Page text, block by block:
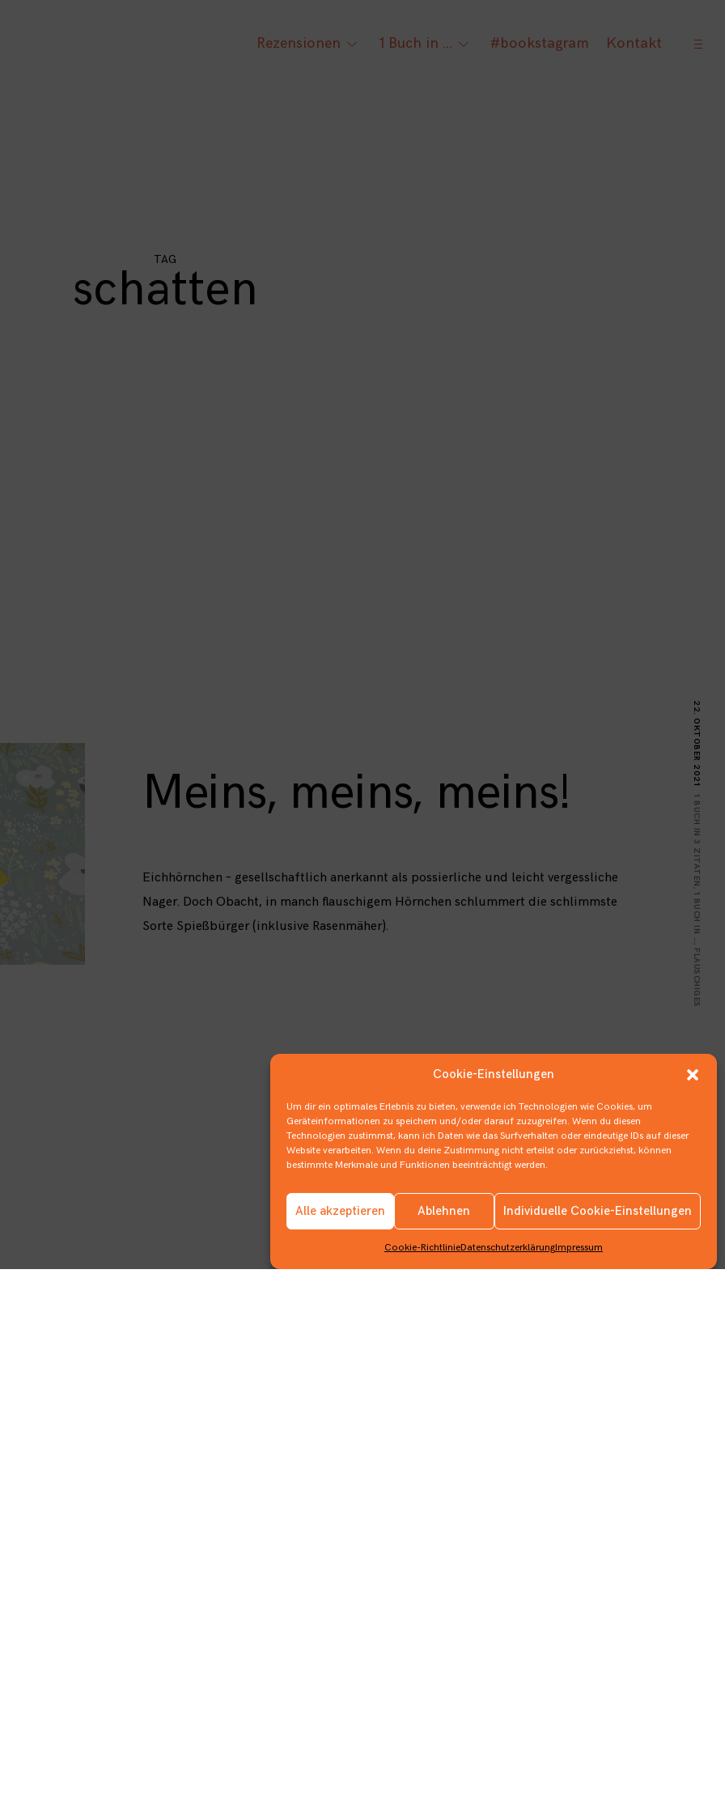
Cookie-Einstellungen
Um dir ein optimales Erlebnis zu bieten, verwende ich Technologien wie Cookies, um
Geräteinformationen zu speichern und/oder darauf zuzugreifen. Wenn du diesen
Technologien zustimmst, kann ich Daten wie das Surfverhalten oder eindeutige IDs auf dieser
Website verarbeiten. Wenn du deine Zustimmung nicht erteilst oder zurückziehst, können
bestimmte Merkmale und Funktionen beeinträchtigt werden.
Alle akzeptieren Ablehnen Individuelle Cookie-Einstellungen
Cookie-RichtlinieDatenschutzerklärungImpressum
Rezensionen toggle 1 Buch in … toggle #bookstagram Kontakt
open
TAG
schatten
Meins, meins, meins!
22. OKTOBER 2021
1 BUCH IN 3 ZITATEN
,
1 BUCH IN …
,
FLAUSCHIGES
Eichhörnchen – gesellschaftlich anerkannt als possierliche und leicht vergessliche
Nager. Doch Obacht, in manch flauschigem Hörnchen schlummert die schlimmste
Sorte Spießbürger (inklusive Rasenmäher).
Datenschutzerklärung